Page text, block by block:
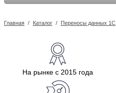
Главная / Каталог / Переносы данных 1С
На рынке с 2015 года